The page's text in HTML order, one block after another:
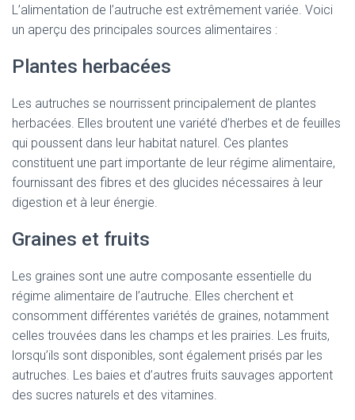
L’alimentation de l’autruche est extrêmement variée. Voici
un aperçu des principales sources alimentaires :
Plantes herbacées
Les autruches se nourrissent principalement de plantes
herbacées. Elles broutent une variété d’herbes et de feuilles
qui poussent dans leur habitat naturel. Ces plantes
constituent une part importante de leur régime alimentaire,
fournissant des fibres et des glucides nécessaires à leur
digestion et à leur énergie.
Graines et fruits
Les graines sont une autre composante essentielle du
régime alimentaire de l’autruche. Elles cherchent et
consomment différentes variétés de graines, notamment
celles trouvées dans les champs et les prairies. Les fruits,
lorsqu’ils sont disponibles, sont également prisés par les
autruches. Les baies et d’autres fruits sauvages apportent
des sucres naturels et des vitamines.